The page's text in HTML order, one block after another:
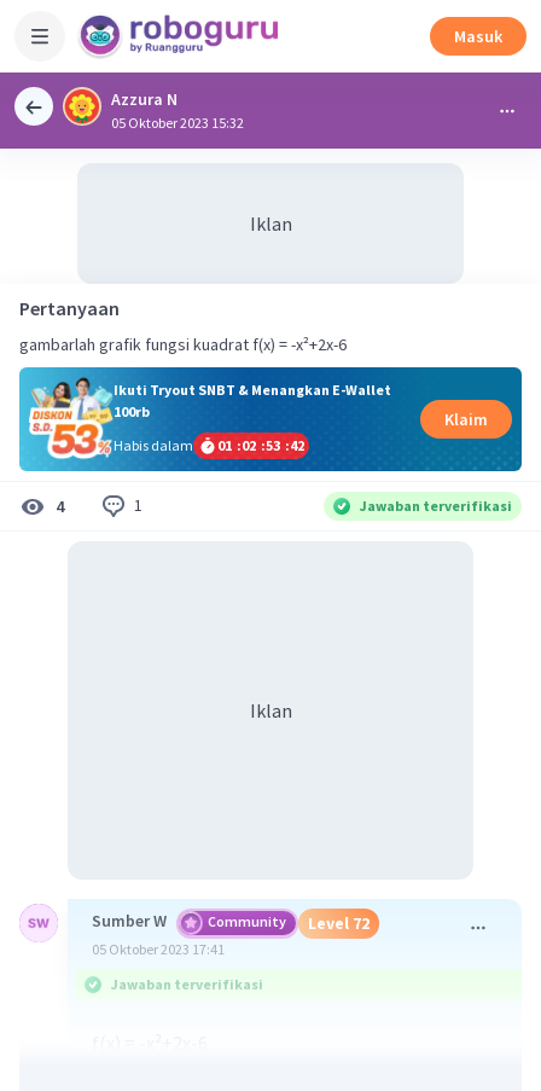
Masuk
Azzura N
05 Oktober 2023 15:32
Iklan
Pertanyaan
gambarlah grafik fungsi kuadrat f(x) = -x²+2x-6
Ikuti Tryout SNBT & Menangkan E-Wallet
100rb
Habis dalam
01 :02 :53 :41
Klaim
4 1 Jawaban terverifikasi
Iklan
Sumber W Community Level 72
05 Oktober 2023 17:41
Jawaban terverifikasi